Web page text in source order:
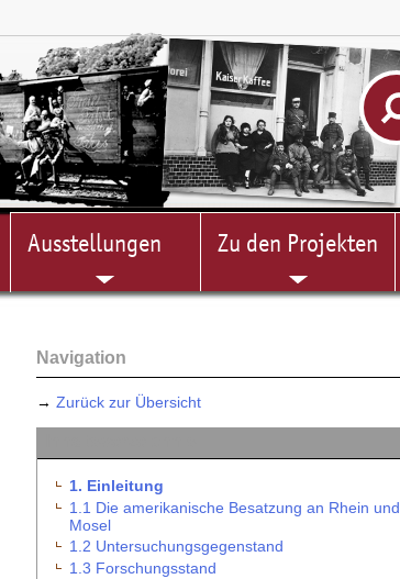
Ausstellungen Zu den Projekten
Navigation
→Zurück zur Übersicht
1. Einleitung
1.1 Die amerikanische Besatzung an Rhein und
Mosel
1.2 Untersuchungsgegenstand
1.3 Forschungsstand